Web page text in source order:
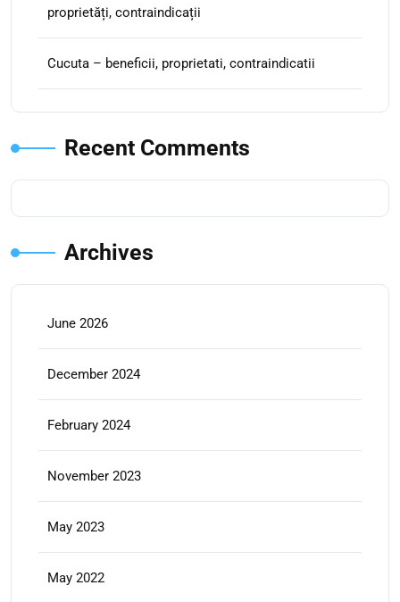
proprietăți, contraindicații
Cucuta – beneficii, proprietati, contraindicatii
Recent Comments
Archives
June 2026
December 2024
February 2024
November 2023
May 2023
May 2022